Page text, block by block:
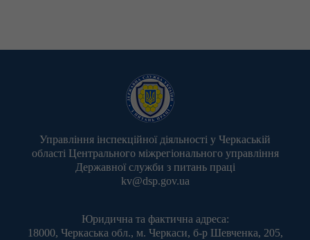
Управління інспекційної діяльності у Черкаській
області Центрального міжрегіонального управління
Державної служби з питань праці
kv@dsp.gov.ua
Юридична та фактична адреса:
18000, Черкаська обл., м. Черкаси, б-р Шевченка, 205,